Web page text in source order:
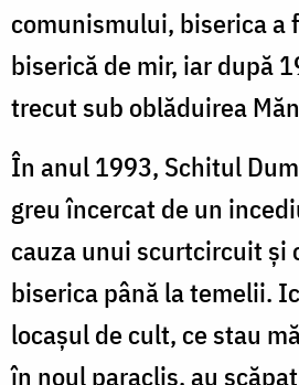
comunismului, biserica a
biserică de mir, iar după
trecut sub oblăduirea
În anul 1993, Schitul
greu încercat de un
cauza unui scurtcircuit şi
biserica până la temelii.
locașul de cult, ce stau
în noul paraclis, au